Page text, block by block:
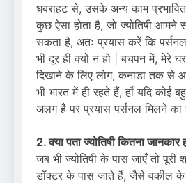
धबराहट से, उसके अन्य काम
कुछ ऐसा होता है, जो ज्योतिषी आमने
सकता है, अतः प्रयास करें कि पर्सनल
भी दूर ही क्यों न हो | बचपन में, मेरे
दिखाने के लिए लोग, कनाडा तक से
भी भारत में ही रहते हैं, हाँ यदि कोई
अलग है पर प्रयास पर्सनल मिलने का
2. क्या पता ज्योतिषी कितना जानकार
जब भी ज्योतिषी के पास जाएँ तो
डॉक्टर के पास जाते हैं, जैसे वकील के